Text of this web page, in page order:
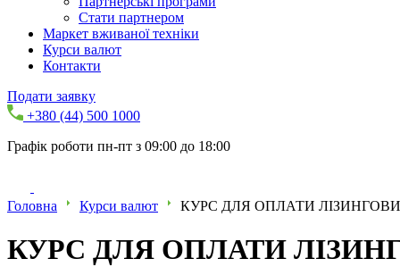
Стати партнером
Маркет вживаної техніки
Курси валют
Контакти
Подати заявку
+380 (44) 500 1000
Графік роботи пн-пт з 09:00 до 18:00
Головна Курси валют КУРС ДЛЯ ОПЛАТИ
КУРС ДЛЯ ОПЛАТИ